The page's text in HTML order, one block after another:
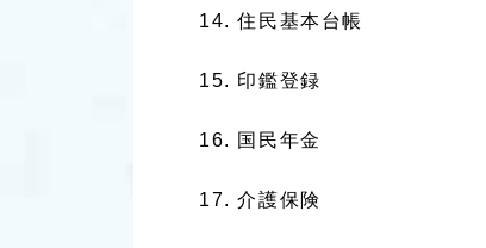
住民基本台帳
印鑑登録
国民年金
介護保険